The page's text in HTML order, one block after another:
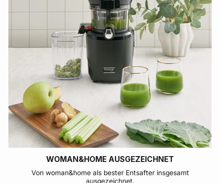
WOMAN&HOME AUSGEZEICHNET
Von woman&home als bester Entsafter insgesamt
ausgezeichnet.